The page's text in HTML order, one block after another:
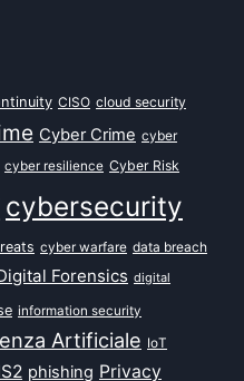
CISO cloud security
Cyber Crime cyber
cyber resilience Cyber Risk
cybersecurity
cyber warfare data breach
Forensics digital
information security
Artificiale IoT
phishing Privacy